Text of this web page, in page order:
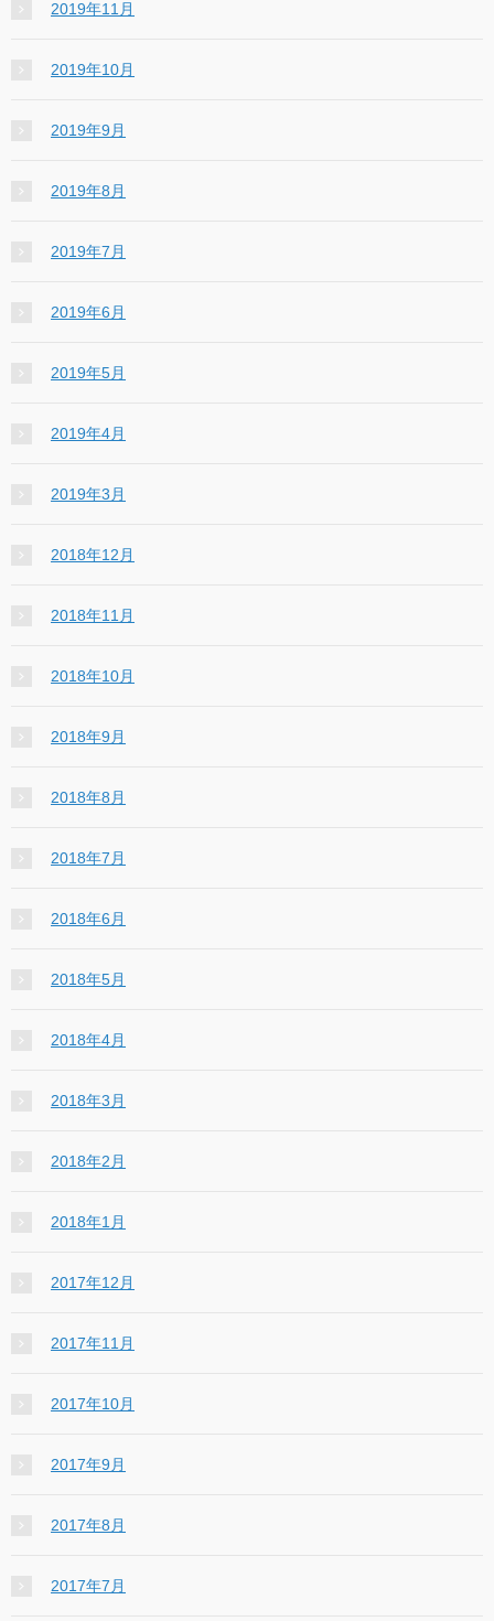
2019年11月
2019年10月
2019年9月
2019年8月
2019年7月
2019年6月
2019年5月
2019年4月
2019年3月
2018年12月
2018年11月
2018年10月
2018年9月
2018年8月
2018年7月
2018年6月
2018年5月
2018年4月
2018年3月
2018年2月
2018年1月
2017年12月
2017年11月
2017年10月
2017年9月
2017年8月
2017年7月